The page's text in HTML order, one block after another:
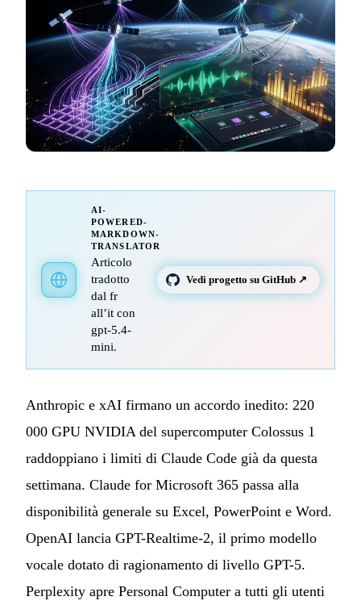
AI-
POWERED-
MARKDOWN-
TRANSLATOR
Articolo
tradotto
dal fr
all’it con
gpt-5.4-
mini.
Vedi progetto su GitHub ↗
Anthropic e xAI firmano un accordo inedito: 220
000 GPU NVIDIA del supercomputer Colossus 1
raddoppiano i limiti di Claude Code già da questa
settimana. Claude for Microsoft 365 passa alla
disponibilità generale su Excel, PowerPoint e Word.
OpenAI lancia GPT-Realtime-2, il primo modello
vocale dotato di ragionamento di livello GPT-5.
Perplexity apre Personal Computer a tutti gli utenti